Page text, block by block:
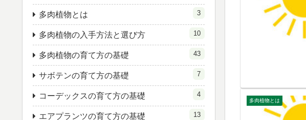
多肉植物とは
多肉植物とは 3
多肉植物の入手方法と選び方 10
多肉植物の育て方の基礎 43
サボテンの育て方の基礎 7
コーデックスの育て方の基礎 4
エアプランツの育て方の基礎 13